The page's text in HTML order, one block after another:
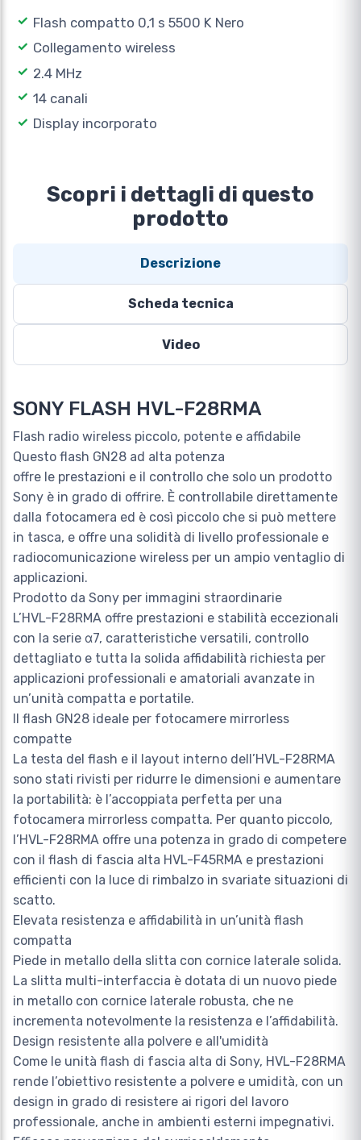
Flash compatto 0,1 s 5500 K Nero
Collegamento wireless
2.4 MHz
14 canali
Display incorporato
Scopri i dettagli di questo
prodotto
Descrizione
Scheda tecnica
Video
SONY FLASH HVL-F28RMA
Flash radio wireless piccolo, potente e affidabile
Questo flash GN28 ad alta potenza
offre le prestazioni e il controllo che solo un prodotto
Sony è in grado di offrire. È controllabile direttamente
dalla fotocamera ed è così piccolo che si può mettere
in tasca, e offre una solidità di livello professionale e
radiocomunicazione wireless per un ampio ventaglio di
applicazioni.
Prodotto da Sony per immagini straordinarie
L’HVL-F28RMA offre prestazioni e stabilità eccezionali
con la serie α7, caratteristiche versatili, controllo
dettagliato e tutta la solida affidabilità richiesta per
applicazioni professionali e amatoriali avanzate in
un’unità compatta e portatile.
Il flash GN28 ideale per fotocamere mirrorless
compatte
La testa del flash e il layout interno dell’HVL-F28RMA
sono stati rivisti per ridurre le dimensioni e aumentare
la portabilità: è l’accoppiata perfetta per una
fotocamera mirrorless compatta. Per quanto piccolo,
l’HVL-F28RMA offre una potenza in grado di competere
con il flash di fascia alta HVL-F45RMA e prestazioni
efficienti con la luce di rimbalzo in svariate situazioni di
scatto.
Elevata resistenza e affidabilità in un’unità flash
compatta
Piede in metallo della slitta con cornice laterale solida.
La slitta multi-interfaccia è dotata di un nuovo piede
in metallo con cornice laterale robusta, che ne
incrementa notevolmente la resistenza e l’affidabilità.
Design resistente alla polvere e all'umidità
Come le unità flash di fascia alta di Sony, HVL-F28RMA
rende l’obiettivo resistente a polvere e umidità, con un
design in grado di resistere ai rigori del lavoro
professionale, anche in ambienti esterni impegnativi.